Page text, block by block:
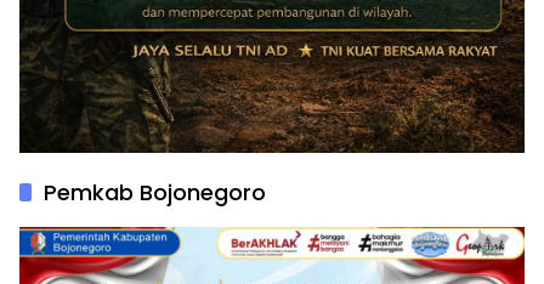
Pemkab Bojonegoro